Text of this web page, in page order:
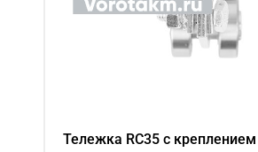
Тележка RC35 с